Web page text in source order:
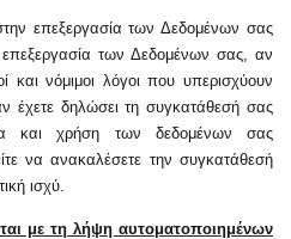
επεξεργασία των Δεδομένων σας
επεξεργασία των Δεδομένων σας, αν
και νόμιμοι λόγοι που υπερισχύουν
έχετε δηλώσει τη συγκατάθεσή σας
και χρήση των δεδομένων σας
να ανακαλέσετε την συγκατάθεσή
ισχύ.
με τη λήψη αυτοματοποιημένων